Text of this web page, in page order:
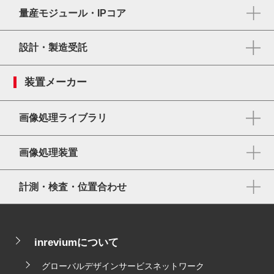
量産モジュール・IPコア
設計・製造受託
装置メーカー
画像処理ライブラリ
画像処理装置
計測・検査・位置合わせ
inreviumについて
グローバルデザインサービスネットワーク